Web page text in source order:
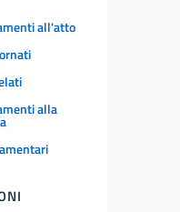
all'atto
alla